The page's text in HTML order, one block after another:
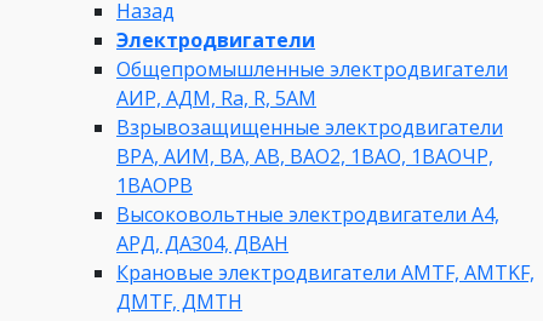
Назад
Электродвигатели
Общепромышленные электродвигатели
АИР, АДМ, Ra, R, 5AM
Взрывозащищенные электродвигатели
ВРА, АИМ, ВА, АВ, ВАO2, 1ВАО, 1ВАОЧР,
1ВАОРВ
Высоковольтные электродвигатели A4,
АРД, ДАЗ04, ДВАН
Крановые электродвигатели AMTF, AMTKF,
ДMTF, ДМТН